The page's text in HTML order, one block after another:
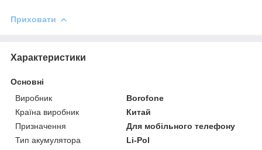
Приховати
Характеристики
Основні
Виробник
Borofone
Країна виробник
Китай
Призначення
Для мобільного телефону
Тип акумулятора
Li-Pol